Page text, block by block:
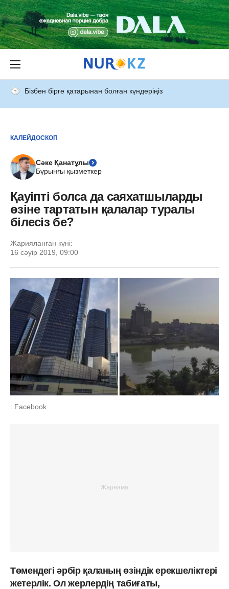
Бізбен бірге қатарынан болған күндеріңіз
КАЛЕЙДОСКОП
Сәке Қанатұлы
Бұрынғы қызметкер
Қауіпті болса да саяхатшыларды
өзіне тартатын қалалар туралы
білесіз бе?
Жарияланған күні:
16 сәуір 2019, 09:00
: Facebook
Төмендегі әрбір қаланың өзіндік ерекшеліктері
жетерлік. Ол жерлердің табиғаты,